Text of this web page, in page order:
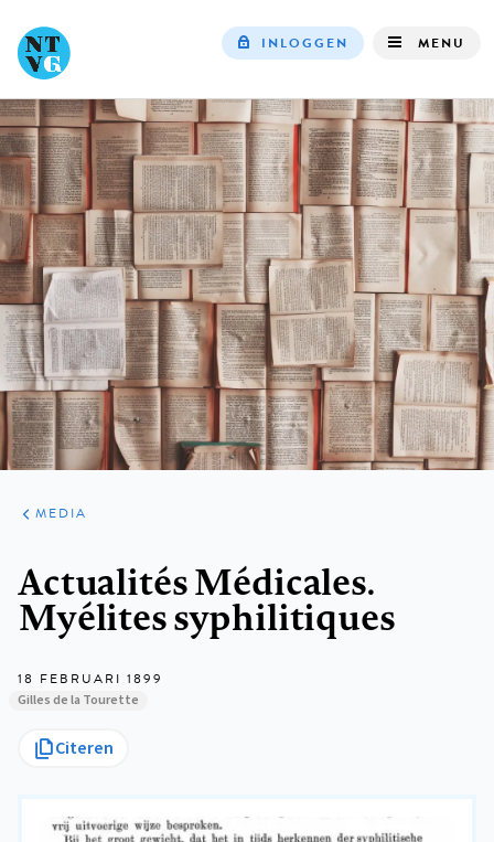
navigation
INLOGGEN MENU
ARTIKELEN
VARIA
MEDIA
Actualités Médicales.
Myélites syphilitiques
18 FEBRUARI 1899
Gilles de la Tourette
Citeren